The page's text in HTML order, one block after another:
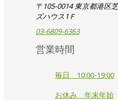
〒105-0014 東京都港区
ズハウス1Ｆ
03-6809-6363
営業時間
毎日 10:00-19:00
お休み 年末年始